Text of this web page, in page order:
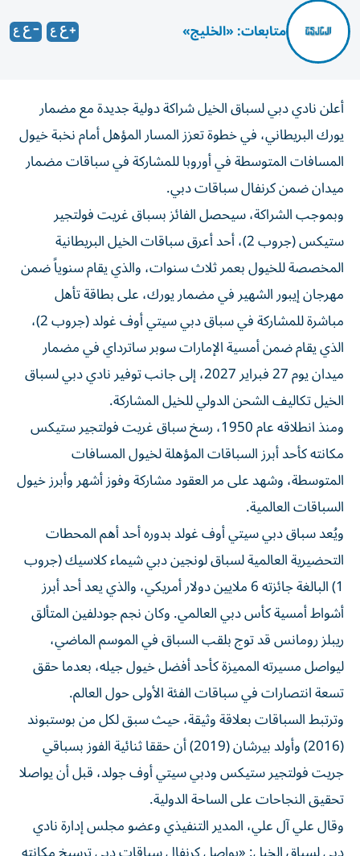
متابعات: «الخليج»
أعلن نادي دبي لسباق الخيل شراكة دولية جديدة مع مضمار
يورك البريطاني، في خطوة تعزز المسار المؤهل أمام نخبة خيول
المسافات المتوسطة في أوروبا للمشاركة في سباقات مضمار
ميدان ضمن كرنفال سباقات دبي.
وبموجب الشراكة، سيحصل الفائز بسباق غريت فولتجير
ستيكس (جروب 2)، أحد أعرق سباقات الخيل البريطانية
المخصصة للخيول بعمر ثلاث سنوات، والذي يقام سنوياً ضمن
مهرجان إيبور الشهير في مضمار يورك، على بطاقة تأهل
مباشرة للمشاركة في سباق دبي سيتي أوف غولد (جروب 2)،
الذي يقام ضمن أمسية الإمارات سوبر ساترداي في مضمار
ميدان يوم 27 فبراير 2027، إلى جانب توفير نادي دبي لسباق
الخيل تكاليف الشحن الدولي للخيل المشاركة.
ومنذ انطلاقه عام 1950، رسخ سباق غريت فولتجير ستيكس
مكانته كأحد أبرز السباقات المؤهلة لخيول المسافات
المتوسطة، وشهد على مر العقود مشاركة وفوز أشهر وأبرز خيول
السباقات العالمية.
ويُعد سباق دبي سيتي أوف غولد بدوره أحد أهم المحطات
التحضيرية العالمية لسباق لونجين دبي شيماء كلاسيك (جروب
1) البالغة جائزته 6 ملايين دولار أمريكي، والذي يعد أحد أبرز
أشواط أمسية كأس دبي العالمي. وكان نجم جودلفين المتألق
ريبلز رومانس قد توج بلقب السباق في الموسم الماضي،
ليواصل مسيرته المميزة كأحد أفضل خيول جيله، بعدما حقق
تسعة انتصارات في سباقات الفئة الأولى حول العالم.
وترتبط السباقات بعلاقة وثيقة، حيث سبق لكل من بوستبوند
(2016) وأولد بيرشان (2019) أن حققا ثنائية الفوز بسباقي
جريت فولتجير ستيكس ودبي سيتي أوف جولد، قبل أن يواصلا
تحقيق النجاحات على الساحة الدولية.
وقال علي آل علي، المدير التنفيذي وعضو مجلس إدارة نادي